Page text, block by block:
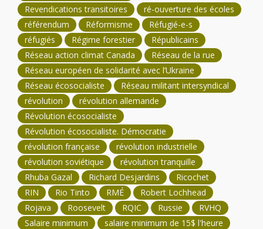
Revendications transitoires
ré-ouverture des écoles
référendum
Réformisme
Réfugié-e-s
réfugiés
Régime forestier
Républicains
Réseau action climat Canada
Réseau de la rue
Réseau européen de solidarité avec l’Ukraine
Réseau écosocialiste
Réseau militant intersyndical
révolution
révolution allemande
Révolution écosocialiste
Révolution écosocialiste. Démocratie
révolution française
révolution industrielle
révolution soviétique
révolution tranquille
Rhuba Gazal
Richard Desjardins
Ricochet
RIN
Rio Tinto RMÉ
Robert Lochhead
Rojava
Roosevelt RQIC Russie
RVHQ
Salaire minimum
salaire minimum de 15$ l'heure